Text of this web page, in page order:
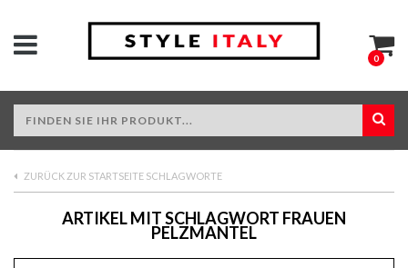
0
ZURÜCK ZUR STARTSEITE SCHLAGWORTE
ARTIKEL MIT SCHLAGWORT FRAUEN
PELZMANTEL